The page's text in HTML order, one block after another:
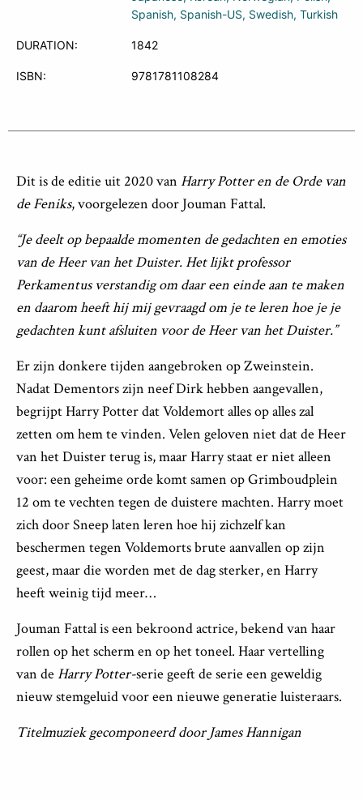
Spanish Spanish-US Swedish Turkish
DURATION: 1842
ISBN: 9781781108284
Dit is de editie uit 2020 van Harry Potter en de Orde van
de Feniks, voorgelezen door Jouman Fattal.
“Je deelt op bepaalde momenten de gedachten en emoties
van de Heer van het Duister. Het lijkt professor
Perkamentus verstandig om daar een einde aan te maken
en daarom heeft hij mij gevraagd om je te leren hoe je je
gedachten kunt afsluiten voor de Heer van het Duister.”
Er zijn donkere tijden aangebroken op Zweinstein.
Nadat Dementors zijn neef Dirk hebben aangevallen,
begrijpt Harry Potter dat Voldemort alles op alles zal
zetten om hem te vinden. Velen geloven niet dat de Heer
van het Duister terug is, maar Harry staat er niet alleen
voor: een geheime orde komt samen op Grimboudplein
12 om te vechten tegen de duistere machten. Harry moet
zich door Sneep laten leren hoe hij zichzelf kan
beschermen tegen Voldemorts brute aanvallen op zijn
geest, maar die worden met de dag sterker, en Harry
heeft weinig tijd meer…
Jouman Fattal is een bekroond actrice, bekend van haar
rollen op het scherm en op het toneel. Haar vertelling
van de Harry Potter-serie geeft de serie een geweldig
nieuw stemgeluid voor een nieuwe generatie luisteraars.
Titelmuziek gecomponeerd door James Hannigan